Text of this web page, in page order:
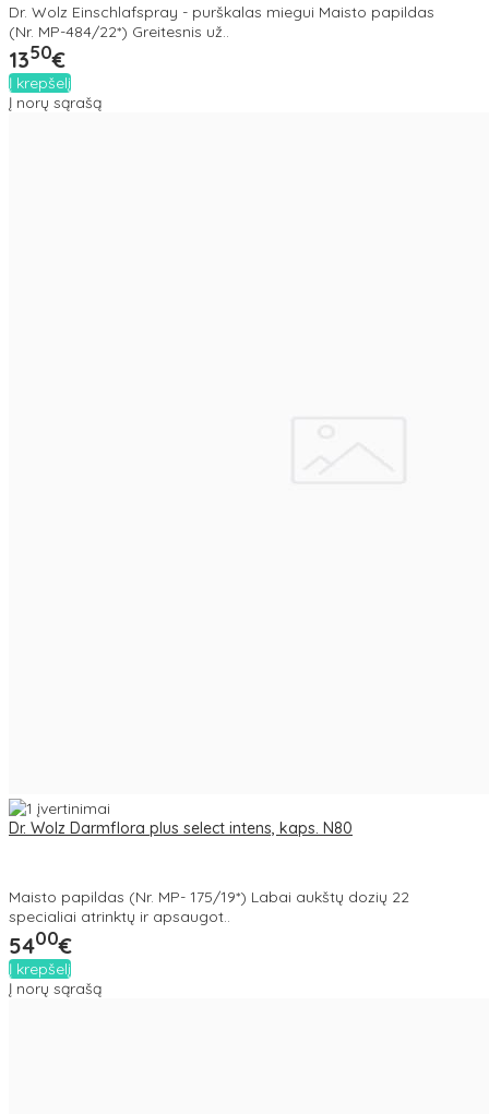
Dr. Wolz Einschlafspray - purškalas miegui Maisto papildas
(Nr. MP-484/22*) Greitesnis už..
1350€
Į krepšelį
Į norų sąrašą
Dr. Wolz Darmflora plus select intens, kaps. N80
Maisto papildas (Nr. MP- 175/19*) Labai aukštų dozių 22
specialiai atrinktų ir apsaugot..
5400€
Į krepšelį
Į norų sąrašą